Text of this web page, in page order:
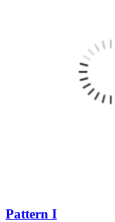
Pattern I